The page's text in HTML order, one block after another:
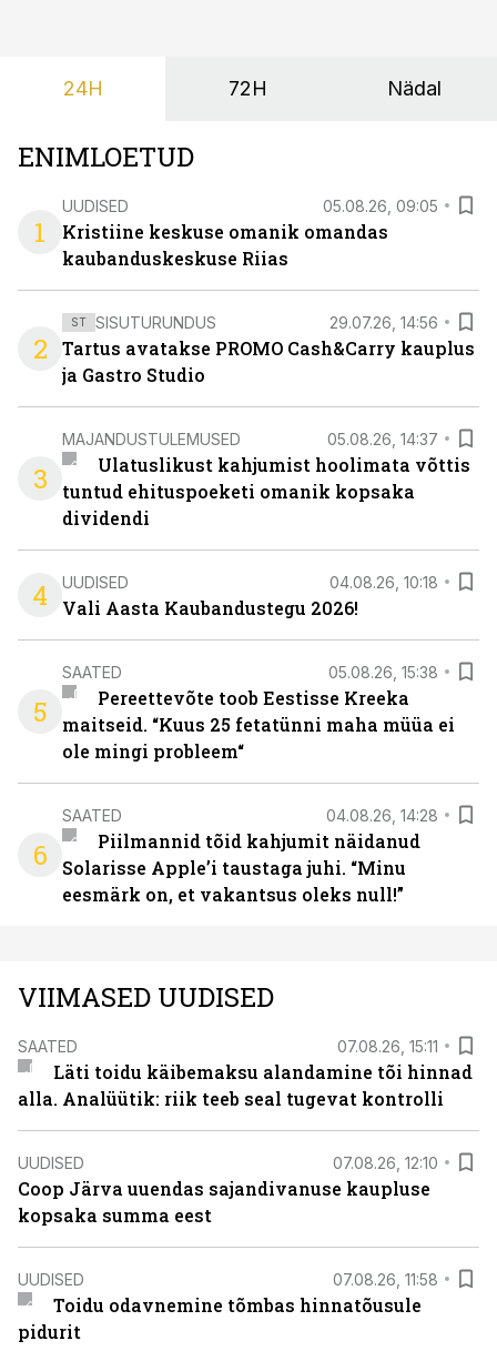
24H 72H Nädal
ENIMLOETUD
1
UUDISED 05.08.26, 09:05
Kristiine keskuse omanik omandas
kaubanduskeskuse Riias
2
ST SISUTURUNDUS 29.07.26, 14:56
Tartus avatakse PROMO Cash&Carry kauplus
ja Gastro Studio
3
MAJANDUSTULEMUSED 05.08.26, 14:37
Ulatuslikust kahjumist hoolimata võttis
tuntud ehituspoeketi omanik kopsaka
dividendi
4 UUDISED 04.08.26, 10:18
Vali Aasta Kaubandustegu 2026!
5
SAATED 05.08.26, 15:38
Pereettevõte toob Eestisse Kreeka
maitseid. “Kuus 25 fetatünni maha müüa ei
ole mingi probleem“
6
SAATED 04.08.26, 14:28
Piilmannid tõid kahjumit näidanud
Solarisse Apple’i taustaga juhi. “Minu
eesmärk on, et vakantsus oleks null!”
VIIMASED UUDISED
SAATED 07.08.26, 15:11
Läti toidu käibemaksu alandamine tõi hinnad
alla. Analüütik: riik teeb seal tugevat kontrolli
UUDISED 07.08.26, 12:10
Coop Järva uuendas sajandivanuse kaupluse
kopsaka summa eest
UUDISED 07.08.26, 11:58
Toidu odavnemine tõmbas hinnatõusule
pidurit